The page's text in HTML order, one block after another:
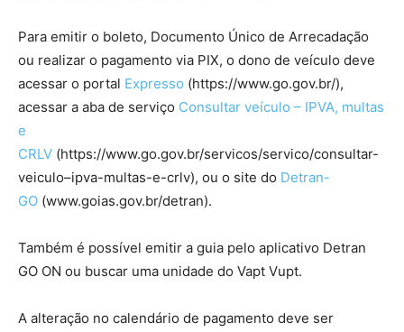
Para emitir o boleto, Documento Único de Arrecadação
ou realizar o pagamento via PIX, o dono de veículo deve
acessar o portal Expresso (https://www.go.gov.br/),
acessar a aba de serviço Consultar veículo – IPVA, multas
e
CRLV (https://www.go.gov.br/servicos/servico/consultar-
veiculo–ipva-multas-e-crlv), ou o site do Detran-
GO (www.goias.gov.br/detran).
Também é possível emitir a guia pelo aplicativo Detran
GO ON ou buscar uma unidade do Vapt Vupt.
A alteração no calendário de pagamento deve ser